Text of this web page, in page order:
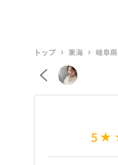
トップ › 東海 › 岐阜県
5